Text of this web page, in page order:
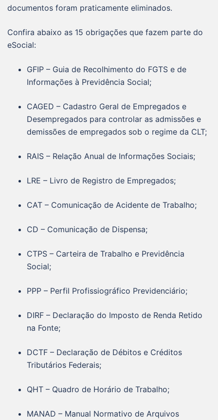
documentos foram praticamente eliminados.
Confira abaixo as 15 obrigações que fazem parte do
eSocial:
GFIP – Guia de Recolhimento do FGTS e de
Informações à Previdência Social;
CAGED – Cadastro Geral de Empregados e
Desempregados para controlar as admissões e
demissões de empregados sob o regime da CLT;
RAIS – Relação Anual de Informações Sociais;
LRE – Livro de Registro de Empregados;
CAT – Comunicação de Acidente de Trabalho;
CD – Comunicação de Dispensa;
CTPS – Carteira de Trabalho e Previdência
Social;
PPP – Perfil Profissiográfico Previdenciário;
DIRF – Declaração do Imposto de Renda Retido
na Fonte;
DCTF – Declaração de Débitos e Créditos
Tributários Federais;
QHT – Quadro de Horário de Trabalho;
MANAD – Manual Normativo de Arquivos